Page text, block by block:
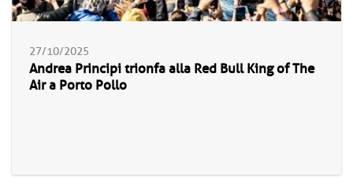
27/10/2025
Andrea Principi trionfa alla Red Bull King of The
Air a Porto Pollo